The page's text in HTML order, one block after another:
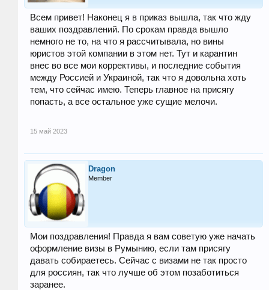
Всем привет! Наконец я в приказ вышла, так что жду
ваших поздравлений. По срокам правда вышло
немного не то, на что я рассчитывала, но вины
юристов этой компании в этом нет. Тут и карантин
внес во все мои коррективы, и последние события
между Россией и Украиной, так что я довольна хоть
тем, что сейчас имею. Теперь главное на присягу
попасть, а все остальное уже сущие мелочи.
15 май 2023
Dragon
Member
Мои поздравления! Правда я вам советую уже начать
оформление визы в Румынию, если там присягу
давать собираетесь. Сейчас с визами не так просто
для россиян, так что лучше об этом позаботиться
заранее.